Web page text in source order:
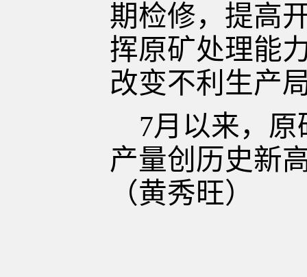
期检修，提高
挥原矿处理能
改变不利生产
7月以来，
产量创历史新
（黄秀旺）